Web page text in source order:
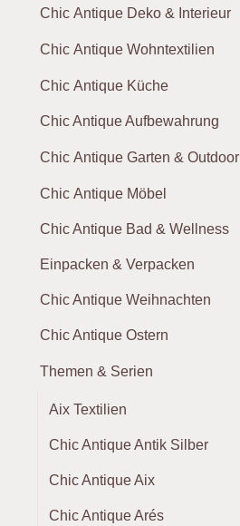
Chic Antique Deko & Interieur
Chic Antique Wohntextilien
Chic Antique Küche
Chic Antique Aufbewahrung
Chic Antique Garten & Outdoor
Chic Antique Möbel
Chic Antique Bad & Wellness
Einpacken & Verpacken
Chic Antique Weihnachten
Chic Antique Ostern
Themen & Serien
Aix Textilien
Chic Antique Antik Silber
Chic Antique Aix
Chic Antique Arés